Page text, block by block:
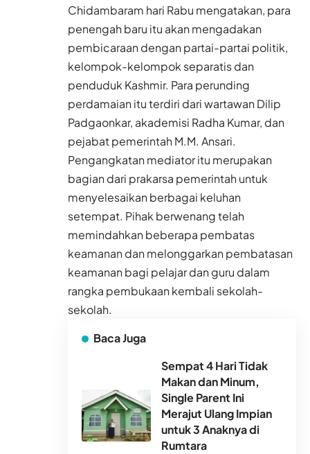
Chidambaram hari Rabu mengatakan, para
penengah baru itu akan mengadakan
pembicaraan dengan partai-partai politik,
kelompok-kelompok separatis dan
penduduk Kashmir. Para perunding
perdamaian itu terdiri dari wartawan Dilip
Padgaonkar, akademisi Radha Kumar, dan
pejabat pemerintah M.M. Ansari.
Pengangkatan mediator itu merupakan
bagian dari prakarsa pemerintah untuk
menyelesaikan berbagai keluhan
setempat. Pihak berwenang telah
memindahkan beberapa pembatas
keamanan dan melonggarkan pembatasan
keamanan bagi pelajar dan guru dalam
rangka pembukaan kembali sekolah-
sekolah.
Baca Juga
Sempat 4 Hari Tidak
Makan dan Minum,
Single Parent Ini
Merajut Ulang Impian
untuk 3 Anaknya di
Rumtara